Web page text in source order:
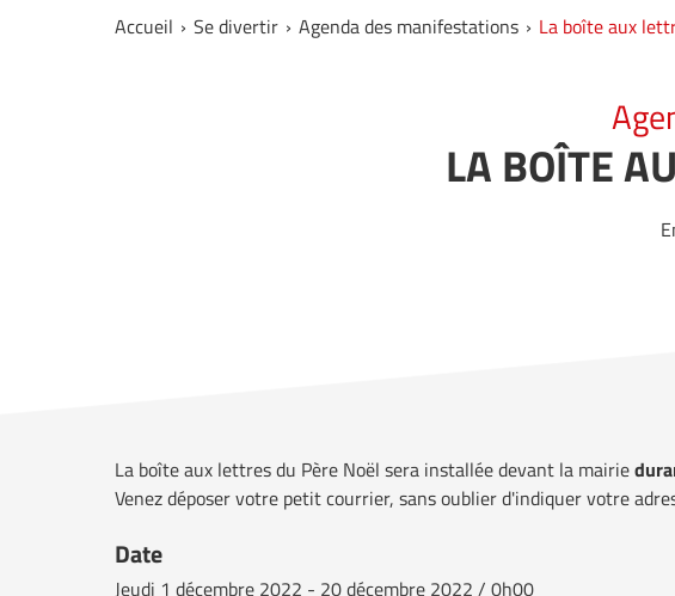
Accueil Se divertir Agenda des manifestations La boîte aux
LA BOÎTE
La boîte aux lettres du Père Noël sera installée devant la mairie
Venez déposer votre petit courrier, sans oublier d'indiquer votre
Date
Jeudi 1 décembre 2022 - 20 décembre 2022 / 0h00